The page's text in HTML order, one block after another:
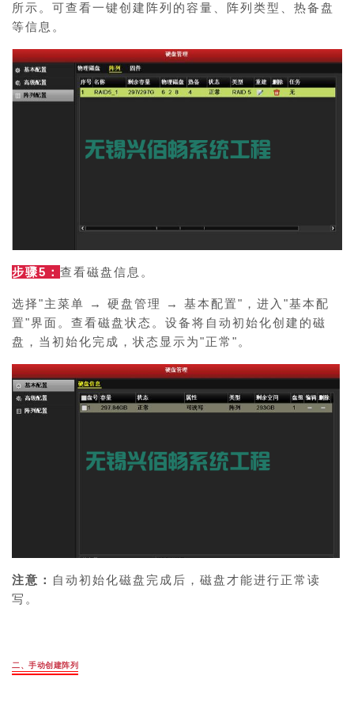
所示。 可查看一键创建阵列的容量、阵列类型、热备盘
等信息。
步骤5： 查看磁盘信息。
选择"主菜单 → 硬盘管理 → 基本配置"，进入"基本配
置"界面。 查看磁盘状态。 设备将自动初始化创建的磁
盘，当初始化完成，状态显示为"正常"。
注意： 自动初始化磁盘完成后，磁盘才能进行正常读
写。
二、手动创建阵列